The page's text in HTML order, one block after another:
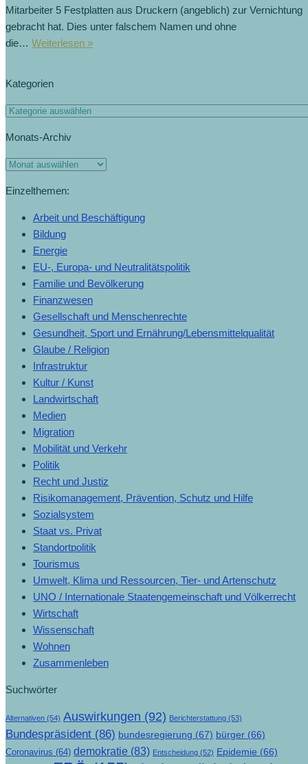
Mitarbeiter 5 Festplatten aus Druckern (angeblich) zur Vernichtung
gebracht hat. Dies unter falschem Namen und ohne
die… Weiterlesen »Die
Kategorien
Kategorien
Monats-Archiv
Monats-
Einzelthemen:
Arbeit und Beschäftigung
Bildung
Energie
EU-, Europa- und Neutralitätspolitik
Familie und Bevölkerung
Finanzwesen
Gesellschaft und Menschenrechte
Gesundheit, Sport und Ernährung/Lebensmittelqualität
Glaube / Religion
Infrastruktur
Kultur / Kunst
Landwirtschaft
Medien
Migration
Mobilität und Verkehr
Politik
Recht und Justiz
Risikomanagement, Prävention, Schutz und Hilfe
Sozialsystem
Staat vs. Privat
Standortpolitik
Tourismus
Umwelt, Klima und Ressourcen, Tier- und Artenschutz
UNO / Internationale Staatengemeinschaft und Völkerrecht
Wirtschaft
Wissenschaft
Wohnen
Zusammenleben
Suchwörter
Alternativen (54) Auswirkungen (92) Berichterstattung (53)
Bundespräsident (86) bundesregierung (67) bürger (66)
Coronavirus (64) demokratie (83) Entscheidung (52) Epidemie (66)